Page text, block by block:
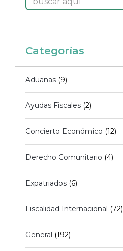
Categorías
Aduanas (9)
Ayudas Fiscales (2)
Concierto Económico (12)
Derecho Comunitario (4)
Expatriados (6)
Fiscalidad Internacional (72)
General (192)